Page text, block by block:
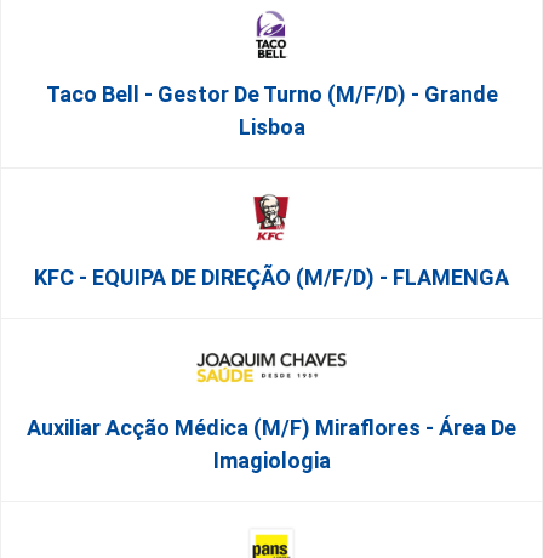
Taco Bell - Gestor De Turno (m/f/d) - Grande
Lisboa
KFC - EQUIPA DE DIREÇÃO (m/f/d) - FLAMENGA
Auxiliar Acção Médica (M/F) Miraflores - Área De
Imagiologia